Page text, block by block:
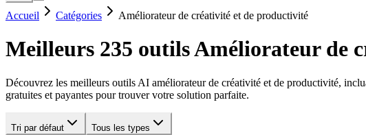
Accueil Catégories Améliorateur de créativité et de productivité
Meilleurs 235 outilsAméliorateur de
Découvrez les meilleurs outils AI améliorateur de créativité et de productivité,
gratuites et payantes pour trouver votre solution parfaite.
Tri par défaut Tous les types